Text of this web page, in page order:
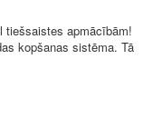
tiešsaistes apmācībām!
kopšanas sistēma. Tā